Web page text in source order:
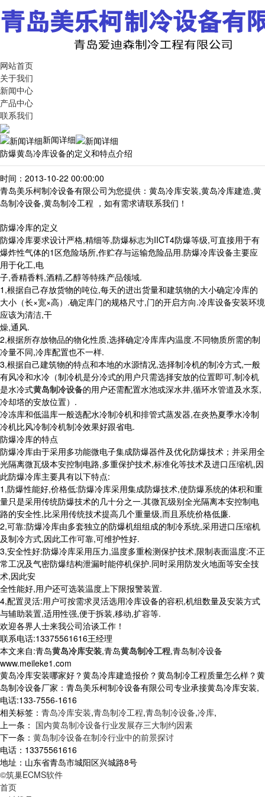
网站首页
关于我们
新闻中心
产品中心
联系我们
新闻详细
防爆黄岛冷库设备的定义和特点介绍
时间：2013-10-22 00:00:00
青岛美乐柯制冷设备有限公司为您提供：黄岛冷库安装,黄岛冷库建造,黄
岛制冷设备,黄岛制冷工程 ，如有需求请联系我们！
防爆冷库的定义
防爆冷库要求设计严格,精细等,防爆标志为IICT4防爆等级,可直接用于有
爆炸性气体的1区危险场所,作贮存与运输危险品用.防爆冷库设备主要应
用于化工,电
子,香精香料,酒精,乙醇等特殊产品领域.
1,根据自己存放货物的吨位,每天的进出货量和建筑物的大小确定冷库的
大小（长×宽×高）.确定库门的规格尺寸,门的开启方向.冷库设备安装环境
应该为清洁,干
燥,通风.
2,根据所存放物品的物化性质,选择确定冷库库内温度.不同物质所需的制
冷量不同,冷库配置也不一样.
3,根据自己建筑物的特点和本地的水源情况,选择制冷机的制冷方式,一般
有风冷和水冷（制冷机是分冷式的用户只需选择安放的位置即可,制冷机
是水冷式黄岛制冷设备的用户还需配置水池或深水井,循环水管道及水泵,
冷却塔的安放位置）.
冷冻库和低温库一般选配水冷制冷机和排管式蒸发器,在炎热夏季水冷制
冷机比风冷制冷机制冷效果好跟省电.
防爆冷库的特点
防爆冷库由于采用多功能微电子集成防爆器件及优化防爆技术；并采用全
光隔离微瓦级本安控制电路,多重保护技术,标准化等技术及进口压缩机,因
此防爆冷库主要具有以下特点:
1,防爆性能好,价格低:防爆冷库采用集成防爆技术,使防爆系统的体积和重
量只是采用传统防爆技术的几十分之一.其微瓦级别全光隔离本安控制电
路的安全性,比采用传统技术提高几个重量级,而且系统价格低廉.
2,可靠:防爆冷库由多套独立的防爆机组组成的制冷系统,采用进口压缩机
及制冷方式,因此工作可靠,可维护性好.
3,安全性好:防爆冷库采用压力,温度多重检测保护技术,限制表面温度:不正
常工况及气密防爆结构泄漏时能停机保护.同时采用防发火地面等安全技
术,因此安
全性能好,用户还可选装温度上下限报警装置.
4,配置灵活:用户可按需求灵活选用冷库设备的容积,机组数量及安装方式
与辅助装置,适用性强,便于拆装,移动,扩容等.
欢迎各界人士来我公司洽谈工作！
联系电话:13375561616王经理
本文来自:青岛黄岛冷库安装,青岛黄岛制冷工程,青岛制冷设备
www.meileke1.com
黄岛冷库安装哪家好？黄岛冷库建造报价？黄岛制冷工程质量怎么样？黄
岛制冷设备厂家：青岛美乐柯制冷设备有限公司专业承接黄岛冷库安装,
电话:133-7556-1616
相关标签： 青岛冷库安装,青岛制冷工程,青岛制冷设备,冷库,
上一条： 国内黄岛制冷设备行业发展存三大制约因素
下一条： 黄岛制冷设备在制冷行业中的前景探讨
电话：13375561616
地址：山东省青岛市城阳区兴城路8号
©筑巢ECMS软件
首页